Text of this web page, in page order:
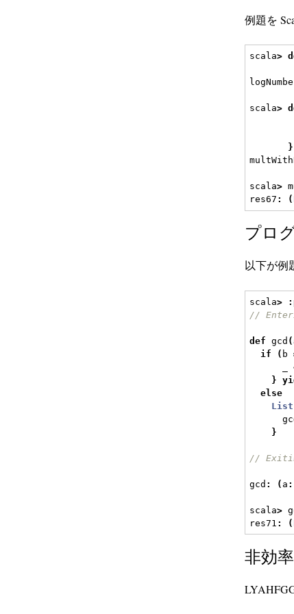
例題を
scala>
scala>
}
scala>
res67 : (
プロ
以下が例
scala> :
//
def gcd (
if
( b
_
}
else
List
}
//
gcd : ( a :
scala>
res71 : (
非効